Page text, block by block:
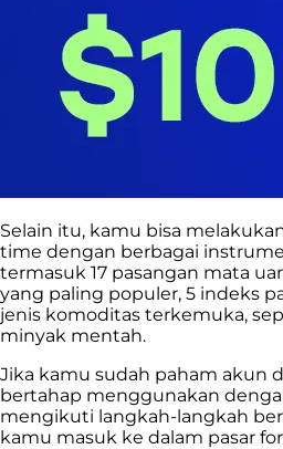
Selain itu, kamu bisa
time dengan berbagai
termasuk 17 pasangan mata
yang paling populer, 5 indeks
jenis komoditas terkemuka,
minyak mentah.
Jika kamu sudah paham akun
bertahap menggunakan
mengikuti langkah-langkah
kamu masuk ke dalam pasar